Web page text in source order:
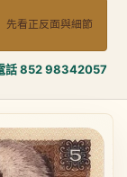
先看正反面與細節
話 852 98342057